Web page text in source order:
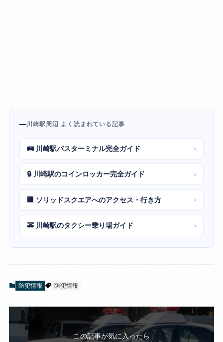
川崎駅周辺 よく読まれている記事
🚌 川崎駅バスターミナル完全ガイド ›
🔒 川崎駅のコインロッカー完全ガイド ›
🏢 ソリッドスクエアへのアクセス・行き方 ›
🚕 川崎駅のタクシー乗り場ガイド ›
防犯情報 防犯情報
この記事が気に入ったら